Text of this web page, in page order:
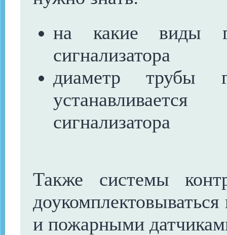
на какие виды
сигнализатора
диаметр трубы
сигнализатора
Также системы
и пожарными